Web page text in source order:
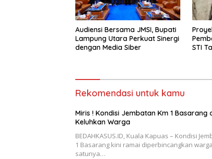
Audiensi Bersama JMSI, Bupati
Lampung Utara Perkuat Sinergi
dengan Media Siber
STI
Rekomendasi untuk kamu
Miris ! Kondisi Jembatan Km 1 Basarang
Keluhkan Warga
BEDAHKASUS.ID, Kuala Kapuas – Kondisi
1 Basarang kini ramai diperbincangkan
satunya…